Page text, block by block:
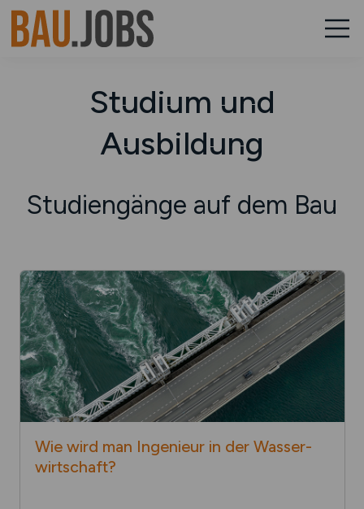
Studium und
Ausbildung
Studiengänge auf dem Bau
Wie wird man Ingenieur in der Wasser­
wirt­schaft?